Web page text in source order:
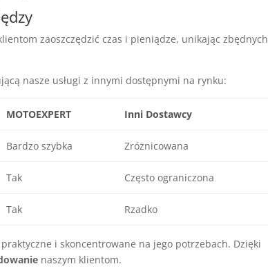
zaoszczędzić czas i pieniądze, unikając zbędnych
nasze usługi z innymi dostępnymi na rynku:
MOTOEXPERT Inni Dostawcy
Bardzo szybka Zróżnicowana
Tak Często ograniczona
Tak Rzadko
i skoncentrowane na jego potrzebach. Dzięki
naszym klientom.